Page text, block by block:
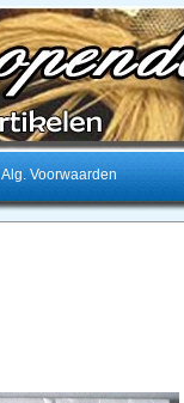
Alg. Voorwaarden